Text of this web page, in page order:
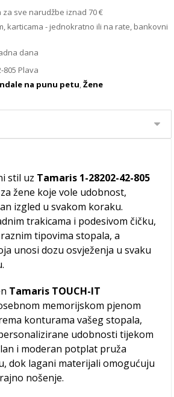
sve narudžbe iznad 70 €
karticama - jednokratno ili na rate, bankovni
dana
805 Plava
na punu petu,Žene
stil uz Tamaris 1-28202-42-805
žene koje vole udobnost,
izgled u svakom koraku.
trakicama i podesivom čičku,
tipovima stopala, a
unosi dozu osvježenja u svaku
Tamaris TOUCH-IT
memorijskom pjenom
konturama vašeg stopala,
udobnosti tijekom
i moderan potplat pruža
dok lagani materijali omogućuju
nošenje.